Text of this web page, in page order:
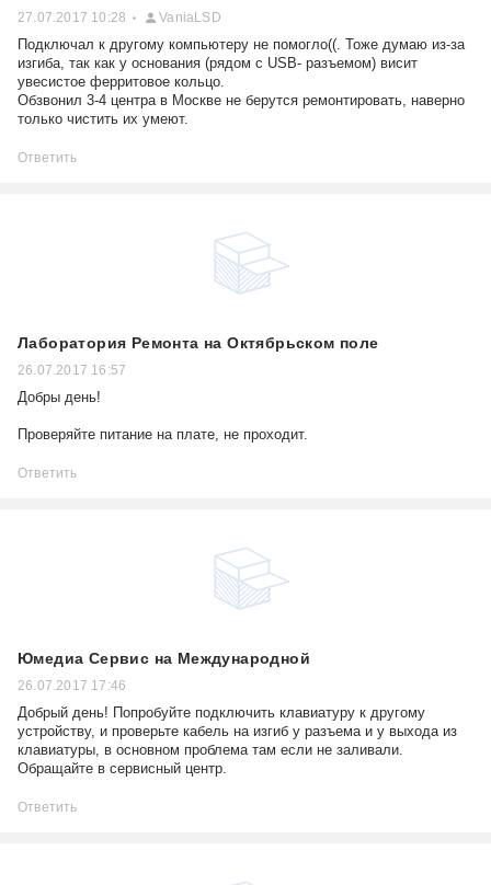
27.07.2017 10:28 VaniaLSD
Подключал к другому компьютеру не помогло((. Тоже думаю из-за
изгиба, так как у основания (рядом с USB- разъемом) висит
увесистое ферритовое кольцо.
Обзвонил 3-4 центра в Москве не берутся ремонтировать, наверно
только чистить их умеют.
Ответить
Лаборатория Ремонта на Октябрьском поле
26.07.2017 16:57
Добры день!
Проверяйте питание на плате, не проходит.
Ответить
Юмедиа Сервис на Международной
26.07.2017 17:46
Добрый день! Попробуйте подключить клавиатуру к другому
устройству, и проверьте кабель на изгиб у разъема и у выхода из
клавиатуры, в основном проблема там если не заливали.
Обращайте в сервисный центр.
Ответить